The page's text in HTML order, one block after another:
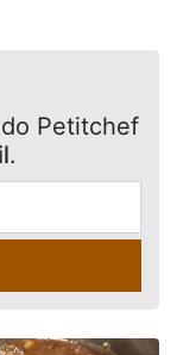
do Petitchef
.